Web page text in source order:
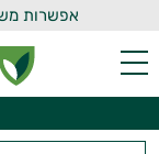
אפשרות